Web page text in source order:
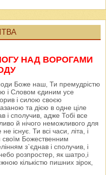
НАД ВОРОГАМИ
Боже наш, Ти премудрістю
і Словом єдиним усе
і силою своєю
та дією в одне ціле
і сполучив, адже Тобі все
й нічого неможливого для
існує. Ти всі часи, літа, і
своїм Божественним
з`єднав і сполучив, і
розпростер, як шатро,і
кількістю пишних зірок,